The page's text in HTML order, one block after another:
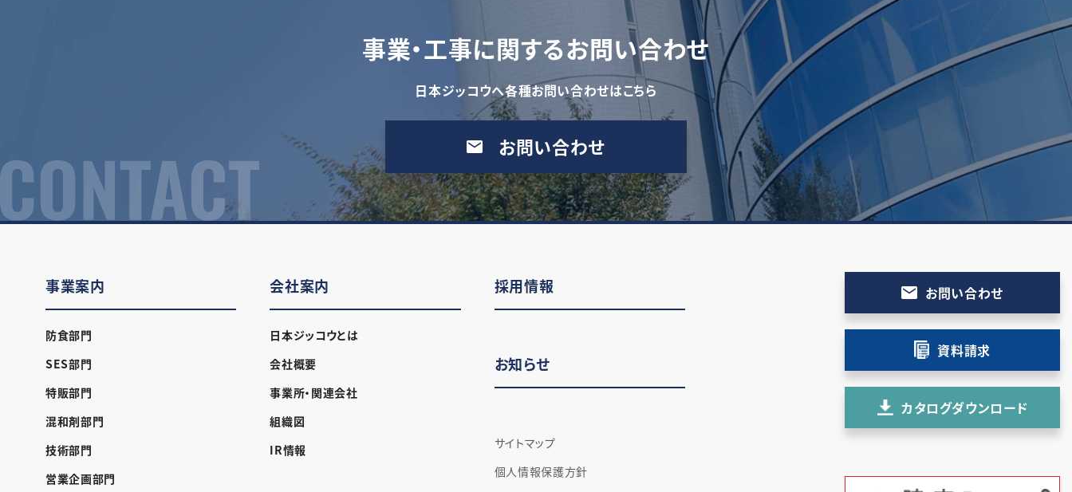
事業・工事に関するお問い合わせ
日本ジッコウへ各種お問い合わせはこちら
お問い合わせ
事業案内
防食部門
SES部門
特販部門
混和剤部門
技術部門
営業企画部門
会社案内
日本ジッコウとは
会社概要
事業所・関連会社
組織図
IR情報
採用情報
お知らせ
サイトマップ
個人情報保護方針
お問い合わせ
資料請求
カタログダウンロード